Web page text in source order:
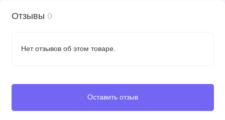
Отзывы 0
Нет отзывов об этом товаре.
Оставить отзыв